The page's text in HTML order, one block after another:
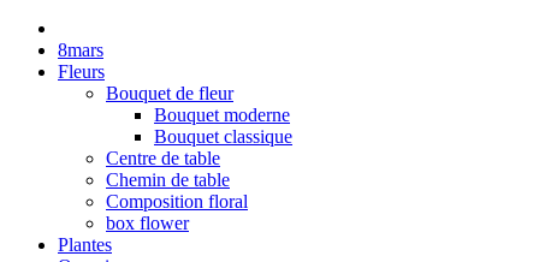
8mars
Fleurs
Bouquet de fleur
Bouquet moderne
Bouquet classique
Centre de table
Chemin de table
Composition floral
box flower
Plantes